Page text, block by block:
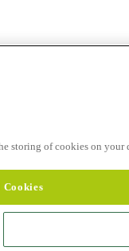
storing of cookies on your
Cookies